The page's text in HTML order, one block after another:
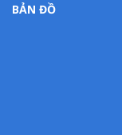
BẢN ĐỒ